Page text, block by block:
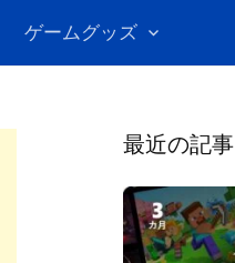
ゲームグッズ
最近の記事